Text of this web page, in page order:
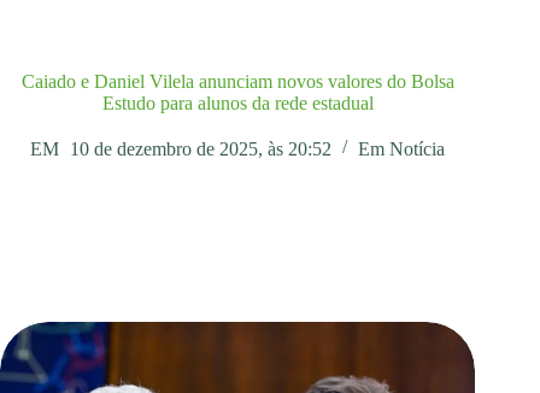
Caiado e Daniel Vilela anunciam novos valores do Bolsa
Estudo para alunos da rede estadual
EM 10 de dezembro de 2025, às 20:52 Em Notícia